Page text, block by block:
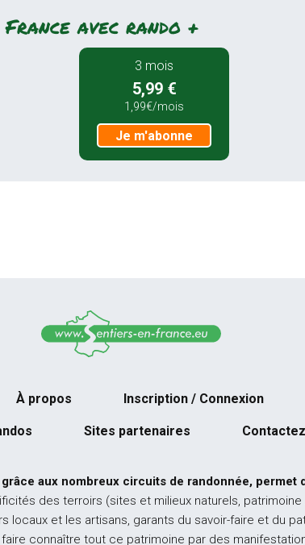
avec rando +
3 mois
5,99 €
1,99€/mois
Je m'abonne
À propos Inscription / Connexion
Sites partenaires
aux nombreux circuits de randonnée, permet
des terroirs (sites et milieux naturels, patrimoine
locaux et les artisans, garants du savoir-faire et du
connaître tout ce patrimoine par des